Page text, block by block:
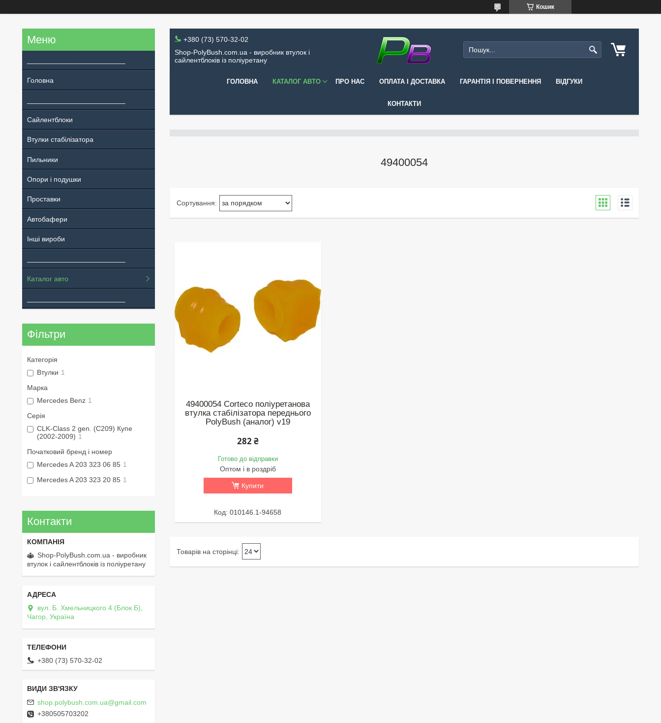
Кошик
+380 (73) 570-32-02
Shop-PolyBush.com.ua - виробник втулок і
сайлентблоків із поліуретану
ГОЛОВНА КАТАЛОГ АВТО ПРО НАС ОПЛАТА І ДОСТАВКА ГАРАНТІЯ І ПОВЕРНЕННЯ ВІДГУКИ
КОНТАКТИ
49400054
49400054 Corteco поліуретанова
втулка стабілізатора переднього
PolyBush (аналог) v19
282 ₴
Готово до відправки
Оптом і в роздріб
Купити
010146.1-94658
Головна
Сайлентблоки
Втулки стабілізатора
Пильники
Опори і подушки
Проставки
Автобафери
Інші вироби
Каталог авто
Фільтри
Категорія
Втулки 1
Марка
Mercedes Benz 1
Серія
CLK-Class 2 gen. (C209) Купе
(2002-2009) 1
Початковий бренд і номер
Mercedes A 203 323 06 85 1
Mercedes A 203 323 20 85 1
Контакти
Shop-PolyBush.com.ua - виробник
втулок і сайлентблоків із поліуретану
вул. Б. Хмельницкого 4 (Блок Б),
Чагор, Україна
+380 (73) 570-32-02
shop.polybush.com.ua@gmail.com
+380505703202